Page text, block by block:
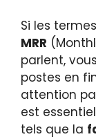
Si les
MRR
parlent,
postes en
attention
est
tels que la